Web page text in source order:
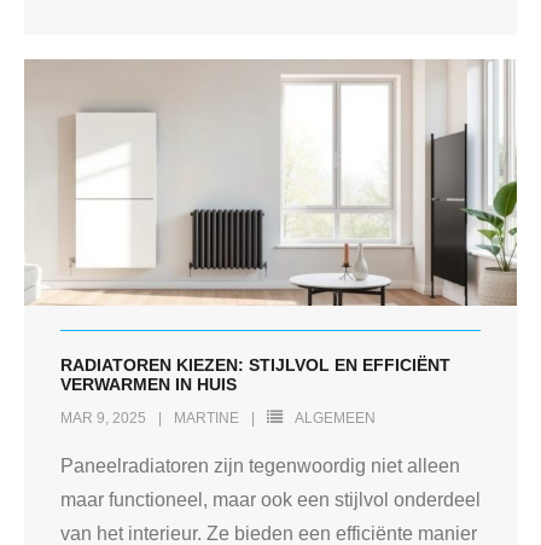
RADIATOREN KIEZEN: STIJLVOL EN EFFICIËNT
VERWARMEN IN HUIS
MAR 9, 2025 MARTINE ALGEMEEN
Paneelradiatoren zijn tegenwoordig niet alleen
maar functioneel, maar ook een stijlvol onderdeel
van het interieur. Ze bieden een efficiënte manier